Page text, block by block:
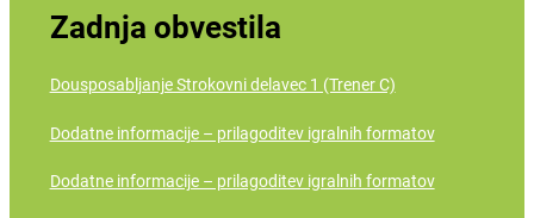
Zadnja obvestila
Dousposabljanje Strokovni delavec 1 (Trener C)
Dodatne informacije – prilagoditev igralnih formatov
Dodatne informacije – prilagoditev igralnih formatov